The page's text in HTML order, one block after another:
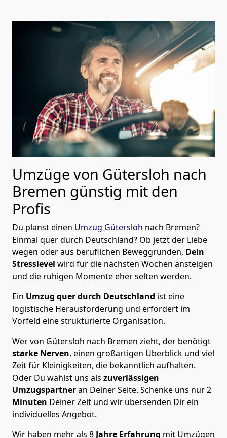
Umzüge von Gütersloh nach
Bremen günstig mit den
Profis
Du planst einen Umzug Gütersloh nach Bremen?
Einmal quer durch Deutschland? Ob jetzt der Liebe
wegen oder aus beruflichen Beweggründen, Dein
Stresslevel wird für die nächsten Wochen ansteigen
und die ruhigen Momente eher selten werden.
Ein Umzug quer durch Deutschland ist eine
logistische Herausforderung und erfordert im
Vorfeld eine strukturierte Organisation.
Wer von Gütersloh nach Bremen zieht, der benötigt
starke Nerven, einen großartigen Überblick und viel
Zeit für Kleinigkeiten, die bekanntlich aufhalten.
Oder Du wählst uns als zuverlässigen
Umzugspartneran Deiner Seite. Schenke uns nur2
Minuten Deiner Zeit und wir übersenden Dir ein
individuelles Angebot.
Wir haben mehr als 8 Jahre Erfahrung mit Umzügen